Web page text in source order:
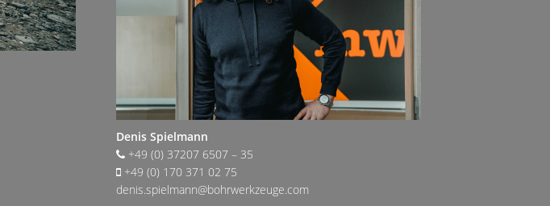
Denis Spielmann
+49 (0) 37207 6507 – 35
+49 (0) 170 371 02 75
denis.spielmann@bohrwerkzeuge.com